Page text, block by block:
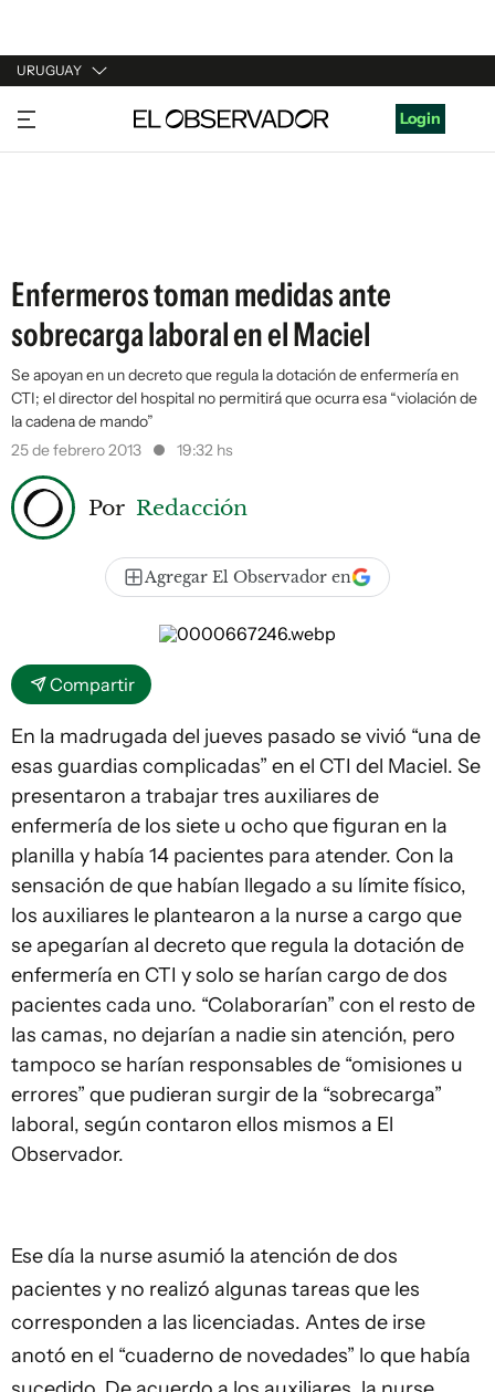
URUGUAY
URUGUAY
ARGENTINA
Login
Enfermeros toman medidas ante
sobrecarga laboral en el Maciel
Se apoyan en un decreto que regula la dotación de enfermería en
CTI; el director del hospital no permitirá que ocurra esa “violación de
la cadena de mando”
25 de febrero 2013
19:32 hs
Por Redacción
Agregar El Observador en
Compartir
En la madrugada del jueves pasado se vivió “una de
esas guardias complicadas” en el CTI del Maciel. Se
presentaron a trabajar tres auxiliares de
enfermería de los siete u ocho que figuran en la
planilla y había 14 pacientes para atender. Con la
sensación de que habían llegado a su límite físico,
los auxiliares le plantearon a la nurse a cargo que
se apegarían al decreto que regula la dotación de
enfermería en CTI y solo se harían cargo de dos
pacientes cada uno. “Colaborarían” con el resto de
las camas, no dejarían a nadie sin atención, pero
tampoco se harían responsables de “omisiones u
errores” que pudieran surgir de la “sobrecarga”
laboral, según contaron ellos mismos a El
Observador.
Ese día la nurse asumió la atención de dos
pacientes y no realizó algunas tareas que les
corresponden a las licenciadas. Antes de irse
anotó en el “cuaderno de novedades” lo que había